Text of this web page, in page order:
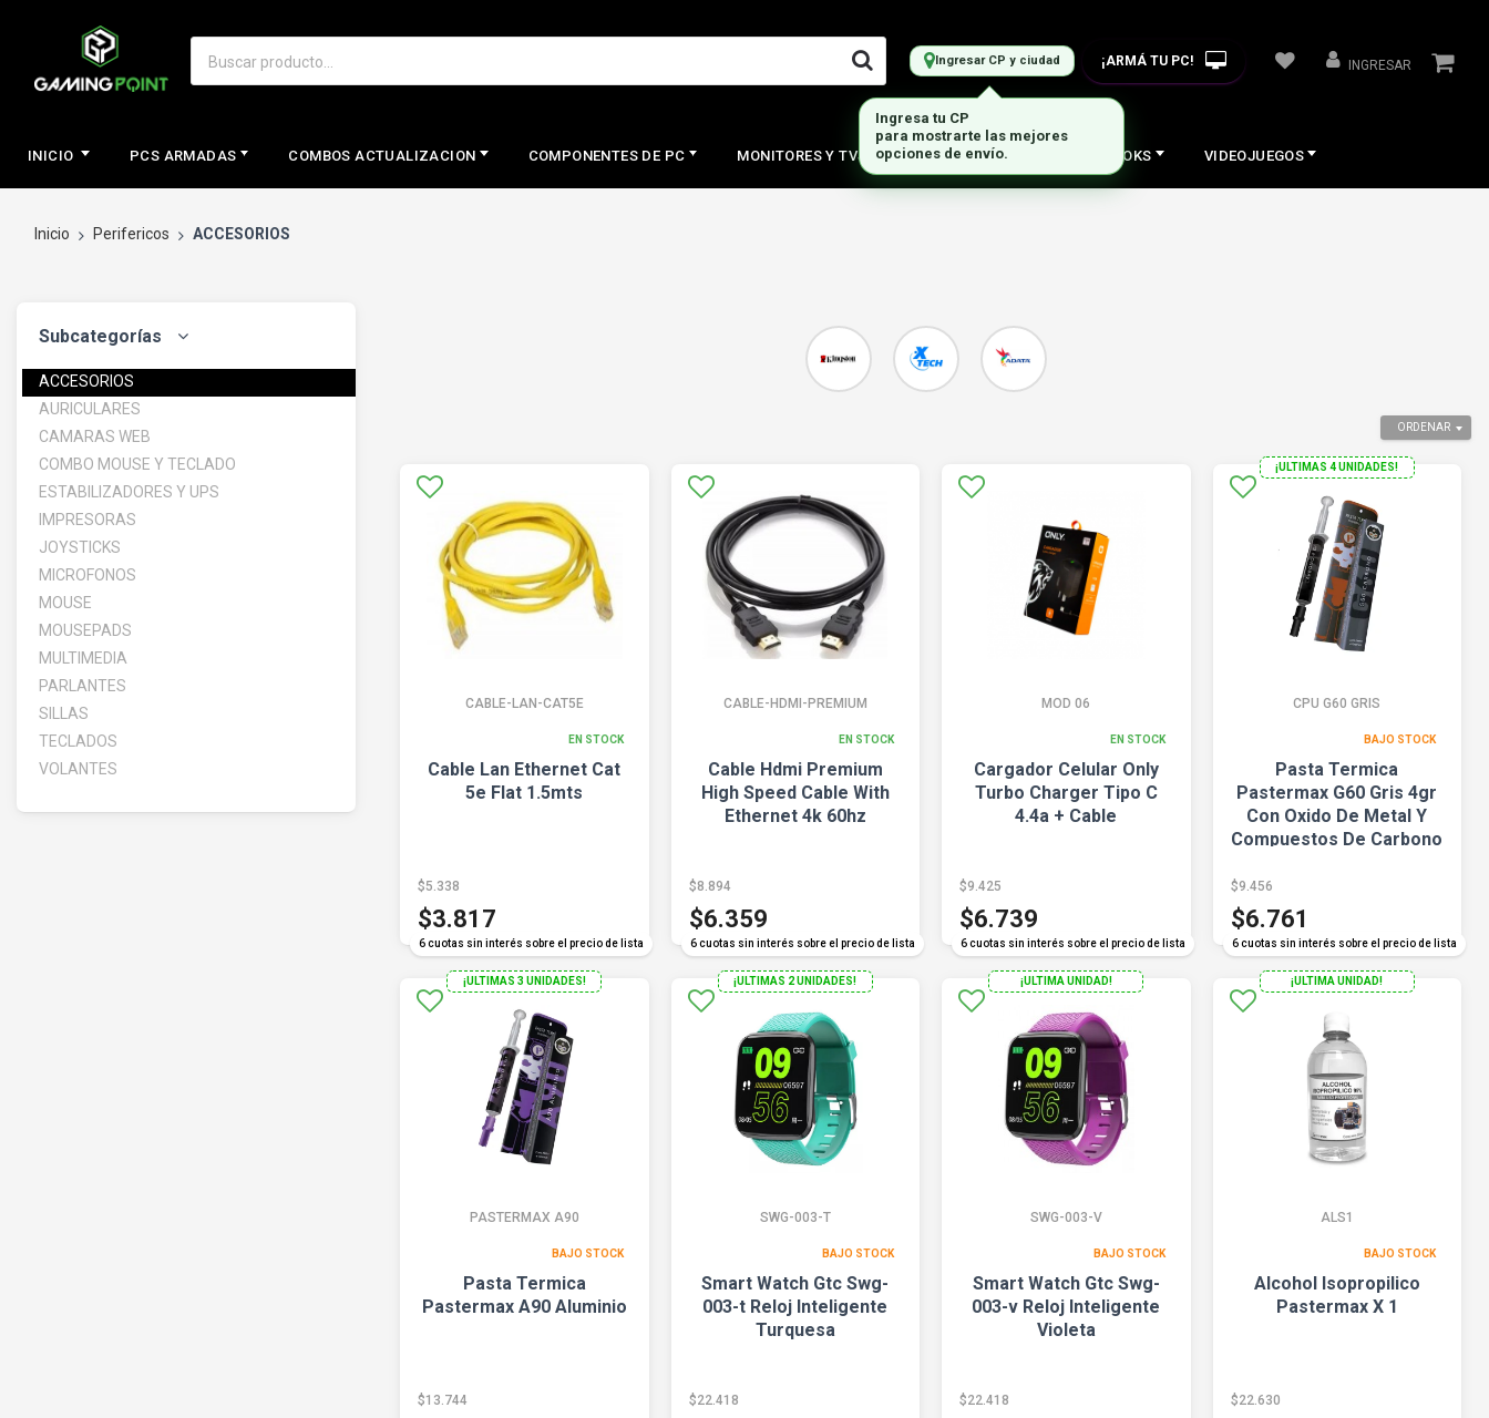
Ingresar CP y ciudad ¡ARMÁ TU PC! INGRESAR
INICIO PCS ARMADAS COMBOS ACTUALIZACION COMPONENTES DE PC MONITORES Y TVS PERIFERICOS NOTEBOOKS VIDEOJUEGOS
Inicio Perifericos ACCESORIOS
Subcategorías
ACCESORIOS
AURICULARES
CAMARAS WEB
COMBO MOUSE Y TECLADO
ESTABILIZADORES Y UPS
IMPRESORAS
JOYSTICKS
MICROFONOS
MOUSE
MOUSEPADS
MULTIMEDIA
PARLANTES
SILLAS
TECLADOS
VOLANTES
ORDENAR
CABLE-LAN-CAT5E
EN STOCK
Cable Lan Ethernet Cat
5e Flat 1.5mts
6 cuotas sin interés sobre el precio de lista
$5.338
$3.817
CABLE-HDMI-PREMIUM
EN STOCK
Cable Hdmi Premium
High Speed Cable With
Ethernet 4k 60hz
6 cuotas sin interés sobre el precio de lista
$8.894
$6.359
MOD 06
EN STOCK
Cargador Celular Only
Turbo Charger Tipo C
4.4a + Cable
6 cuotas sin interés sobre el precio de lista
$9.425
$6.739
¡ULTIMAS 4 UNIDADES!
CPU G60 GRIS
BAJO STOCK
Pasta Termica
Pastermax G60 Gris 4gr
Con Oxido De Metal Y
Compuestos De Carbono
6 cuotas sin interés sobre el precio de lista
$9.456
$6.761
¡ULTIMAS 3 UNIDADES!
PASTERMAX A90
BAJO STOCK
Pasta Termica
Pastermax A90 Aluminio
$13.744
¡ULTIMAS 2 UNIDADES!
SWG-003-T
BAJO STOCK
Smart Watch Gtc Swg-
003-t Reloj Inteligente
Turquesa
$22.418
¡ULTIMA UNIDAD!
SWG-003-V
BAJO STOCK
Smart Watch Gtc Swg-
003-v Reloj Inteligente
Violeta
$22.418
¡ULTIMA UNIDAD!
ALS1
BAJO STOCK
Alcohol Isopropilico
Pastermax X 1
$22.630